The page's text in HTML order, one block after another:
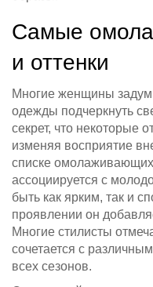
Самые
и оттенки
Многие женщины
одежды подчеркнуть
секрет, что некоторые
изменяя восприятие
списке омолаживающих
ассоциируется с
быть как ярким, так и
проявлении он
Многие стилисты
сочетается с
всех сезонов.